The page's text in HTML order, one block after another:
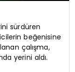
sürdüren
beğenisine
çalışma,
yerini aldı.